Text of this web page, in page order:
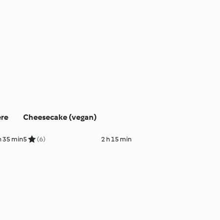
35 min
Cheesecake (vegan)
5 (6) 2 h 15 min